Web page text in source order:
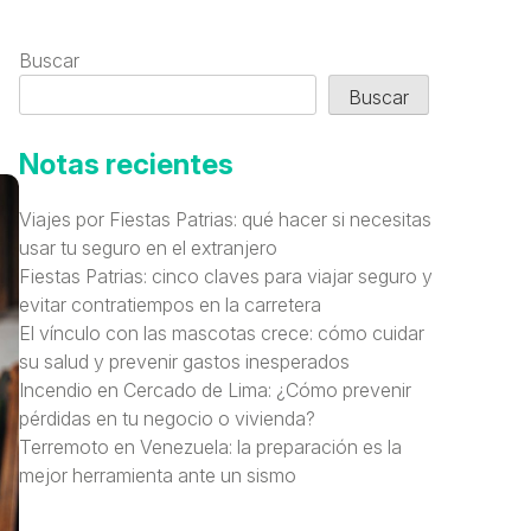
Buscar
Buscar
Notas recientes
Viajes por Fiestas Patrias: qué hacer si necesitas
usar tu seguro en el extranjero
Fiestas Patrias: cinco claves para viajar seguro y
evitar contratiempos en la carretera
El vínculo con las mascotas crece: cómo cuidar
su salud y prevenir gastos inesperados
Incendio en Cercado de Lima: ¿Cómo prevenir
pérdidas en tu negocio o vivienda?
Terremoto en Venezuela: la preparación es la
mejor herramienta ante un sismo